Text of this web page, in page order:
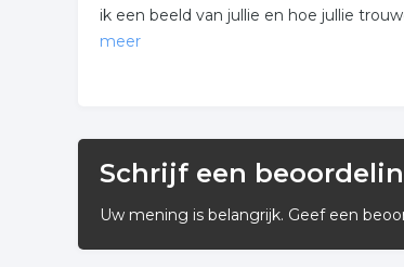
ik een beeld van jullie en hoe jullie
meer
Op de trouwdag zorg ik dat alles goed
voor jullie en voor de gasten een
Schrijf een
Uw mening is belangrijk. Geef een